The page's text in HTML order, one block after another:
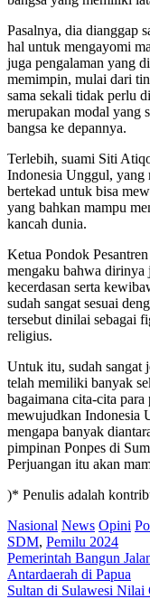
Pasalnya, dia dianggap
hal untuk mengayomi
juga pengalaman yang
memimpin, mulai dari
sama sekali tidak perlu
merupakan modal yang
bangsa ke depannya.
Terlebih, suami Siti
Indonesia Unggul,
bertekad untuk bisa
yang bahkan mampu
kancah dunia.
Ketua Pondok
mengaku bahwa dirinya
kecerdasan serta
sudah sangat sesuai
tersebut dinilai sebagai
religius.
Untuk itu, sudah sangat
telah memiliki banyak
bagaimana cita-cita
mewujudkan Indonesia
mengapa banyak
pimpinan Ponpes di
Perjuangan itu akan
)* Penulis adalah
Nasional News Opini
SDM, Pemilu 2024
Post
navigation
Pemerintah Bangun
Antardaerah di Papua
Sultan di Sulawesi Nilai